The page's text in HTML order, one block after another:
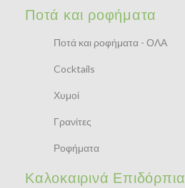
Ποτά και ροφήματα
Ποτά και ροφήματα - ΟΛΑ
Cocktails
Χυμοί
Γρανίτες
Ροφήματα
Καλοκαιρινά Επιδόρπια